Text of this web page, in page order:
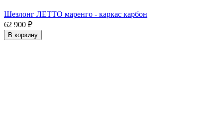
Шезлонг ЛЕТТО маренго - каркас карбон
62 900 ₽
В корзину